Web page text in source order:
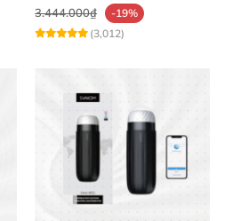
3.444.000₫
-19%
(3,012)